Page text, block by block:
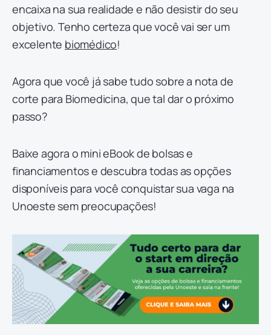
encaixa na sua realidade e não desistir do seu
objetivo. Tenho certeza que você vai ser um
excelente biomédico!
Agora que você já sabe tudo sobre a nota de
corte para Biomedicina, que tal dar o próximo
passo?
Baixe agora o mini eBook de bolsas e
financiamentos e descubra todas as opções
disponíveis para você conquistar sua vaga na
Unoeste sem preocupações!